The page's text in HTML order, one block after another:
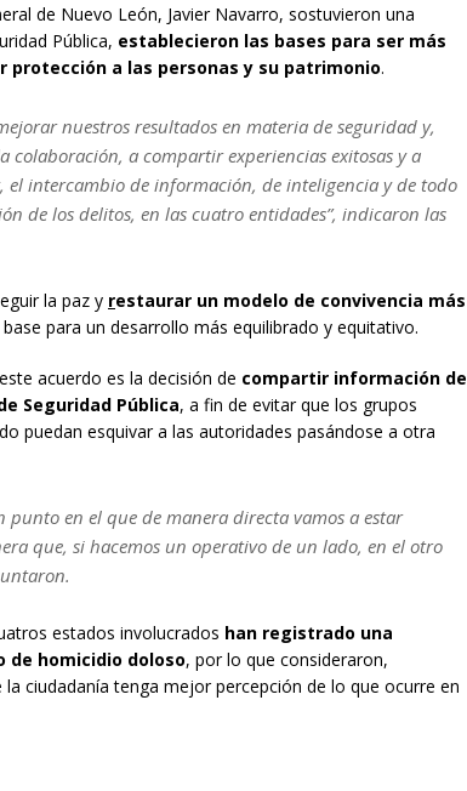
de Nuevo León, Javier Navarro, sostuvieron una
Pública, establecieron las bases para ser más
protección a las personas y su patrimonio.
nuestros resultados en materia de seguridad y,
colaboración, a compartir experiencias exitosas y a
el intercambio de información, de inteligencia y de todo
de los delitos, en las cuatro entidades”, indicaron las
la paz y restaurar un modelo de convivencia más
para un desarrollo más equilibrado y equitativo.
acuerdo es la decisión de compartir información de
Seguridad Pública, a fin de evitar que los grupos
puedan esquivar a las autoridades pasándose a otra
punto en el que de manera directa vamos a estar
que, si hacemos un operativo de un lado, en el otro
estados involucrados han registrado una
de homicidio doloso, por lo que consideraron,
ciudadanía tenga mejor percepción de lo que ocurre en